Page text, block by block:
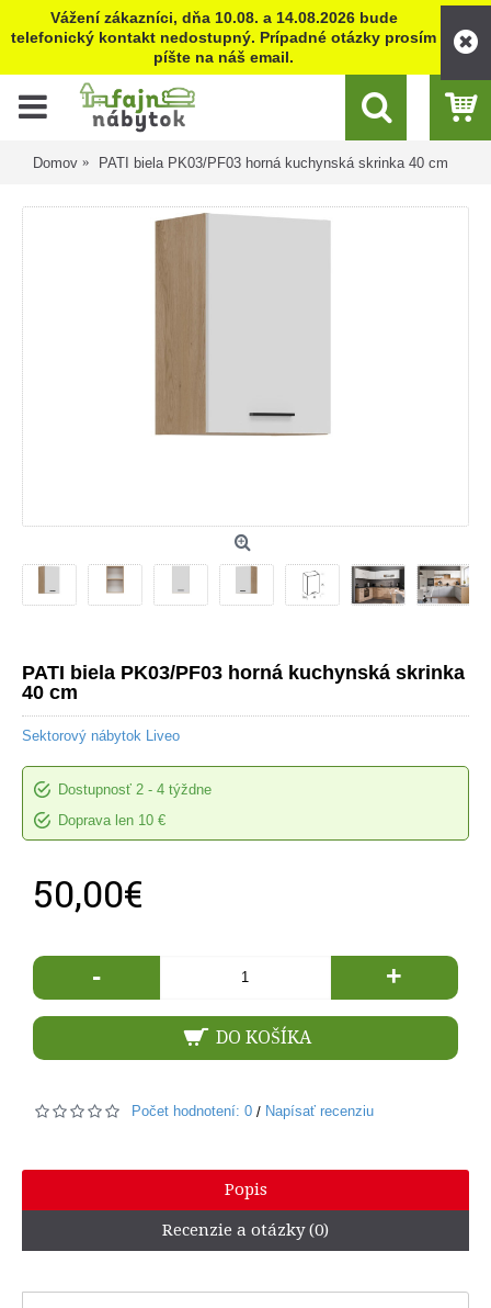
Vážení zákazníci, dňa 10.08. a 14.08.2026 bude
telefonický kontakt nedostupný. Prípadné otázky prosím
píšte na náš email.
Domov PATI biela PK03/PF03 horná kuchynská skrinka 40 cm
PATI biela PK03/PF03 horná kuchynská skrinka
40 cm
Sektorový nábytok Liveo
Dostupnosť 2 - 4 týždne
Doprava len 10 €
50,00€
- +
DO KOŠÍKA
Počet hodnotení: 0 / Napísať recenziu
Popis
Recenzie a otázky (0)